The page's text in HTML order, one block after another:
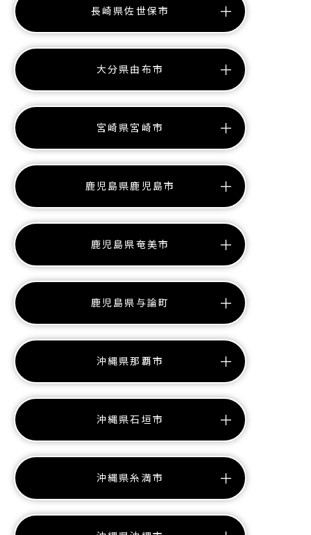
長崎県佐世保市
大分県由布市
宮崎県宮崎市
鹿児島県鹿児島市
鹿児島県奄美市
鹿児島県与論町
沖縄県那覇市
沖縄県石垣市
沖縄県糸満市